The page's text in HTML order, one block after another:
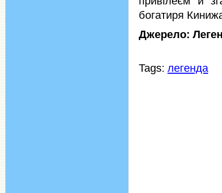
богатиря
Джерело:
Tags: легенда